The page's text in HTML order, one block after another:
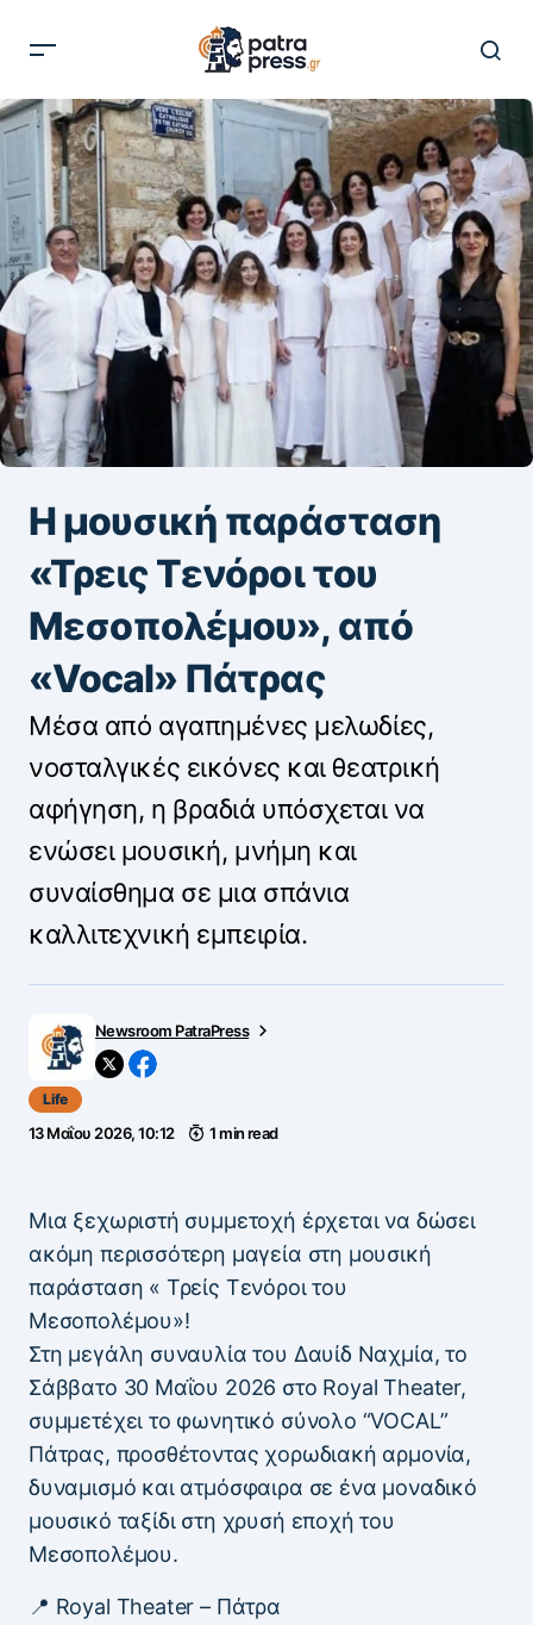
Η μουσική παράσταση
«Τρεις Τενόροι του
Μεσοπολέμου», από
«Vocal» Πάτρας
Μέσα από αγαπημένες μελωδίες,
νοσταλγικές εικόνες και θεατρική
αφήγηση, η βραδιά υπόσχεται να
ενώσει μουσική, μνήμη και
συναίσθημα σε μια σπάνια
καλλιτεχνική εμπειρία.
Newsroom PatraPress
Life
13 Μαΐου 2026, 10:12 1 min read
Μια ξεχωριστή συμμετοχή έρχεται να δώσει
ακόμη περισσότερη μαγεία στη μουσική
παράσταση « Τρείς Τενόροι του
Μεσοπολέμου»!
Στη μεγάλη συναυλία του Δαυίδ Ναχμία, το
Σάββατο 30 Μαΐου 2026 στο Royal Theater,
συμμετέχει το φωνητικό σύνολο “VOCAL”
Πάτρας, προσθέτοντας χορωδιακή αρμονία,
δυναμισμό και ατμόσφαιρα σε ένα μοναδικό
μουσικό ταξίδι στη χρυσή εποχή του
Μεσοπολέμου.
📍 Royal Theater – Πάτρα